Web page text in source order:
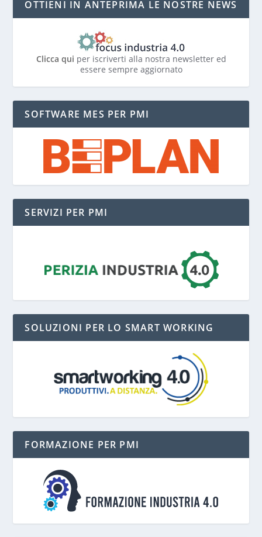
OTTIENI IN ANTEPRIMA LE NOSTRE NEWS
Clicca qui per iscriverti alla nostra newsletter ed
essere sempre aggiornato
SOFTWARE MES PER PMI
SERVIZI PER PMI
SOLUZIONI PER LO SMART WORKING
FORMAZIONE PER PMI